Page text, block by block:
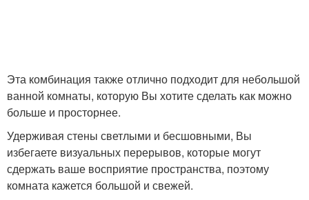
Эта комбинация также отлично подходит для небольшой
ванной комнаты, которую Вы хотите сделать как можно
больше и просторнее.
Удерживая стены светлыми и бесшовными, Вы
избегаете визуальных перерывов, которые могут
сдержать ваше восприятие пространства, поэтому
комната кажется большой и свежей.